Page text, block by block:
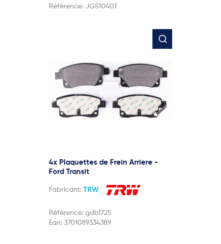
Référence: JGS1040T
4x Plaquettes de Frein Arriere -
Ford Transit
Fabricant: TRW
Référence: gdb1725
Ean: 3701089334389